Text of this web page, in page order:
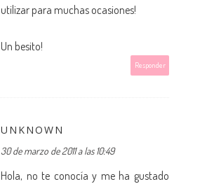
utilizar para muchas ocasiones!
Un besito!
Responder
UNKNOWN
30 de marzo de 2011 a las 10:49
Hola, no te conocía y me ha gustado